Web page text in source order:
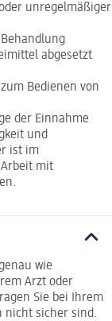
unregelmäßiger
abgesetzt
Bedienen von
der Einnahme
und
ist im
mit
wie
Arzt oder
Sie bei Ihrem
nicht sicher sind.